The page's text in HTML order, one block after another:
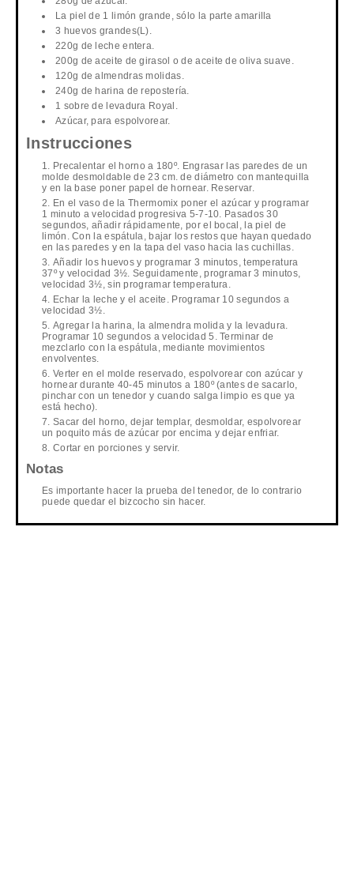
La piel de 1 limón grande, sólo la parte amarilla
3 huevos grandes(L).
220g de leche entera.
200g de aceite de girasol o de aceite de oliva suave.
120g de almendras molidas.
240g de harina de repostería.
1 sobre de levadura Royal.
Azúcar, para espolvorear.
Instrucciones
Precalentar el horno a 180º. Engrasar las paredes de un
molde desmoldable de 23 cm. de diámetro con mantequilla
y en la base poner papel de hornear. Reservar.
En el vaso de la Thermomix poner el azúcar y programar
1 minuto a velocidad progresiva 5-7-10. Pasados 30
segundos, añadir rápidamente, por el bocal, la piel de
limón. Con la espátula, bajar los restos que hayan quedado
en las paredes y en la tapa del vaso hacia las cuchillas.
Añadir los huevos y programar 3 minutos, temperatura
37º y velocidad 3½. Seguidamente, programar 3 minutos,
velocidad 3½, sin programar temperatura.
Echar la leche y el aceite. Programar 10 segundos a
velocidad 3½.
Agregar la harina, la almendra molida y la levadura.
Programar 10 segundos a velocidad 5. Terminar de
mezclarlo con la espátula, mediante movimientos
envolventes.
Verter en el molde reservado, espolvorear con azúcar y
hornear durante 40-45 minutos a 180º (antes de sacarlo,
pinchar con un tenedor y cuando salga limpio es que ya
está hecho).
Sacar del horno, dejar templar, desmoldar, espolvorear
un poquito más de azúcar por encima y dejar enfriar.
Cortar en porciones y servir.
Notas
Es importante hacer la prueba del tenedor, de lo contrario
puede quedar el bizcocho sin hacer.